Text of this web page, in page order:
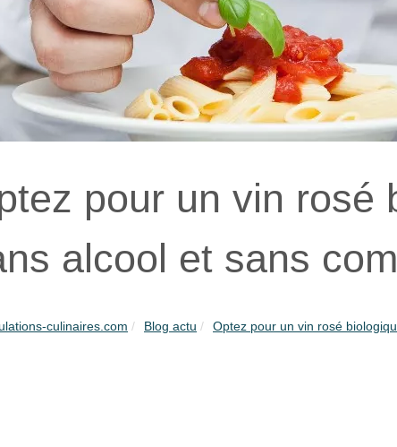
pour un vin rosé
alcool et sans
culinaires.com Blog actu Optez pour un vin rosé